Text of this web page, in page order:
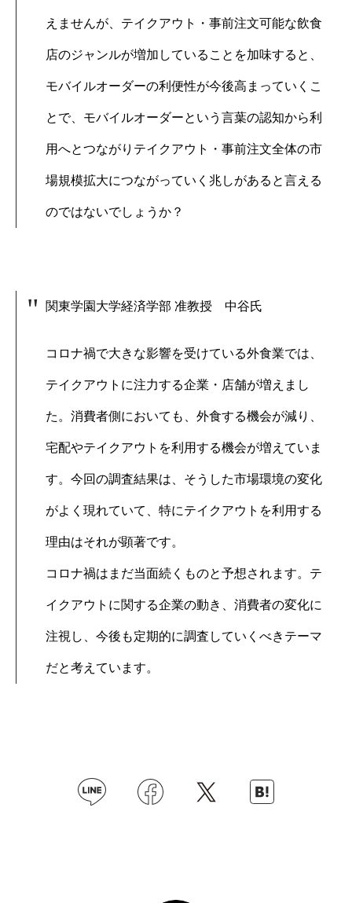
えませんが、テイクアウト・事前注文可能な飲食
店のジャンルが増加していることを加味すると、
モバイルオーダーの利便性が今後高まっていくこ
とで、モバイルオーダーという言葉の認知から利
用へとつながりテイクアウト・事前注文全体の市
場規模拡大につながっていく兆しがあると言える
のではないでしょうか？
関東学園大学経済学部 准教授 中谷氏
コロナ禍で大きな影響を受けている外食業では、
テイクアウトに注力する企業・店舗が増えまし
た。消費者側においても、外食する機会が減り、
宅配やテイクアウトを利用する機会が増えていま
す。今回の調査結果は、そうした市場環境の変化
がよく現れていて、特にテイクアウトを利用する
理由はそれが顕著です。
コロナ禍はまだ当面続くものと予想されます。テ
イクアウトに関する企業の動き、消費者の変化に
注視し、今後も定期的に調査していくべきテーマ
だと考えています。